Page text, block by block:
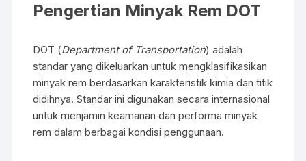
Pengertian Minyak Rem DOT
DOT (Department of Transportation) adalah
standar yang dikeluarkan untuk mengklasifikasikan
minyak rem berdasarkan karakteristik kimia dan titik
didihnya. Standar ini digunakan secara internasional
untuk menjamin keamanan dan performa minyak
rem dalam berbagai kondisi penggunaan.